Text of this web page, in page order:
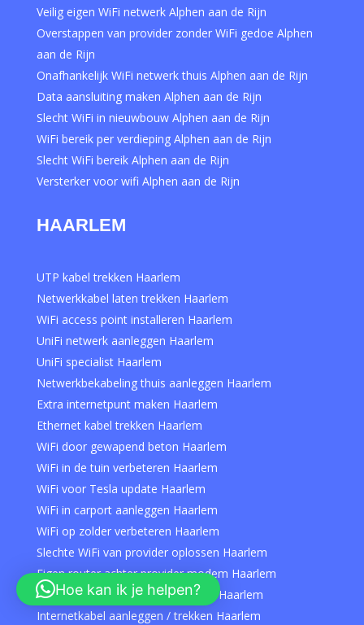
Veilig eigen WiFi netwerk Alphen aan de Rijn
Overstappen van provider zonder WiFi gedoe Alphen
aan de Rijn
Onafhankelijk WiFi netwerk thuis Alphen aan de Rijn
Data aansluiting maken Alphen aan de Rijn
Slecht WiFi in nieuwbouw Alphen aan de Rijn
WiFi bereik per verdieping Alphen aan de Rijn
Slecht WiFi bereik Alphen aan de Rijn
Versterker voor wifi Alphen aan de Rijn
HAARLEM
UTP kabel trekken Haarlem
Netwerkkabel laten trekken Haarlem
WiFi access point installeren Haarlem
UniFi netwerk aanleggen Haarlem
UniFi specialist Haarlem
Netwerkbekabeling thuis aanleggen Haarlem
Extra internetpunt maken Haarlem
Ethernet kabel trekken Haarlem
WiFi door gewapend beton Haarlem
WiFi in de tuin verbeteren Haarlem
WiFi voor Tesla update Haarlem
WiFi in carport aanleggen Haarlem
WiFi op zolder verbeteren Haarlem
Slechte WiFi van provider oplossen Haarlem
Eigen router achter provider modem Haarlem
Thuiswerkplek internet verbeteren Haarlem
Internetkabel aanleggen / trekken Haarlem
Hoe kan ik je helpen?